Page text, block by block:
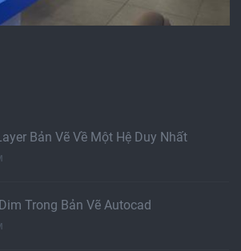
Bản Vẽ Về Một Hệ Duy Nhất
Trong Bản Vẽ Autocad